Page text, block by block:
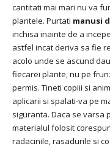
cantitati mai mari nu va
plantele. Purtati manusi
inchisa inainte de a
astfel incat deriva sa fie
acolo unde se ascund
fiecarei plante, nu pe
permis. Tineti copiii si
aplicarii si spalati-va pe
siguranta. Daca se varsa
materialul folosit
radacinile, rasadurile si